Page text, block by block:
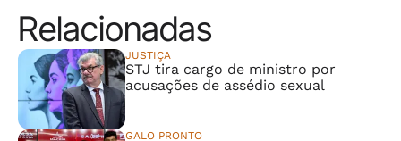
Relacionadas
JUSTIÇA
STJ tira cargo de ministro por
acusações de assédio sexual
GALO PRONTO